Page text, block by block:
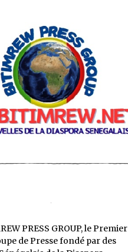
PRESS GROUP, le Premier
de Presse fondé par des